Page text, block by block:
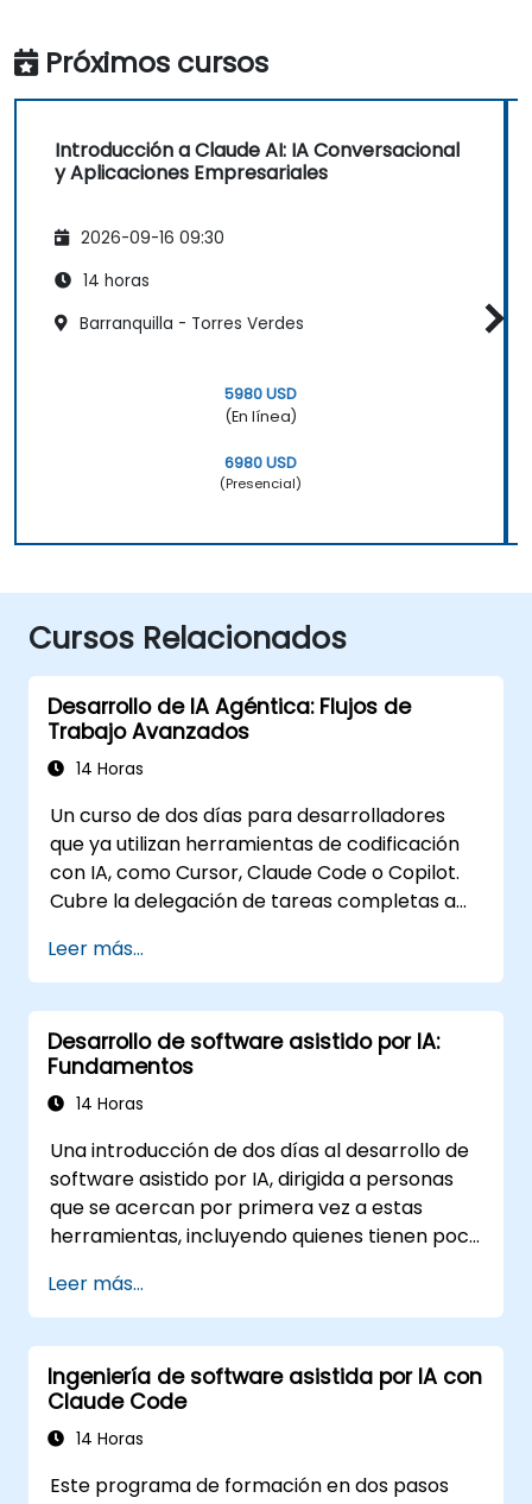
Próximos cursos
Introducción a Claude AI: IA Conversacional
y Aplicaciones Empresariales
2026-09-16 09:30
14 horas
Barranquilla - Torres Verdes
5980 USD
(En línea)
6980 USD
(Presencial)
Cursos Relacionados
Desarrollo de IA Agéntica: Flujos de
Trabajo Avanzados
14 Horas
Un curso de dos días para desarrolladores
que ya utilizan herramientas de codificación
con IA, como Cursor, Claude Code o Copilot.
Cubre la delegación de tareas completas a
personalización (Reglas, AGENTS.md,
Habilidades, MCP, Agentes), la conexión y
creación de servidores MCP, el ejecución
paralela de agentes y un flujo de trabajo
agéntico estructurado. El material es
independiente de herramientas específicas.
Fundamentos.
Leer más...
Desarrollo de software asistido por IA:
Fundamentos
14 Horas
Una introducción de dos días al desarrollo de
software asistido por IA, dirigida a personas
que se acercan por primera vez a estas
herramientas, incluyendo quienes tienen poca
aborda cómo funcionan estas herramientas,
cómo orientarlas mediante prompts y cómo
aplicarlas en tareas comunes: construir un
pequeño proyecto desde cero, trabajar en
una base de código existente y revisar los
resultados generados. El material es
se aplica a Cursor, Claude Code, Copilot y
Leer más...
Ingeniería de software asistida por IA con
Claude Code
14 Horas
Este programa de formación en dos pasos